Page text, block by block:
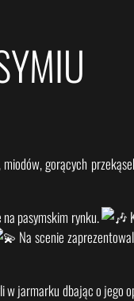
gorących
na pasymskim rynku.
Na scenie
w jarmarku dbając o jego